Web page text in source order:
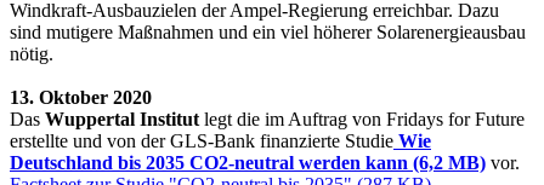
Windkraft-Ausbauzielen der Ampel-Regierung erreichbar. Dazu
sind mutigere Maßnahmen und ein viel höherer Solarenergieausbau
nötig.
13. Oktober 2020
Das Wuppertal Institut legt die im Auftrag von Fridays for Future
erstellte und von der GLS-Bank finanzierte Studie Wie
Deutschland bis 2035 CO2-neutral werden kann (6,2 MB) vor.